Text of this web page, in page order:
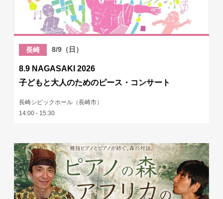
長崎 8/9（日）
8.9 NAGASAKI 2026
子どもと大人のためのピース・コンサート
長崎シビックホール（長崎市）
14:00 - 15:30